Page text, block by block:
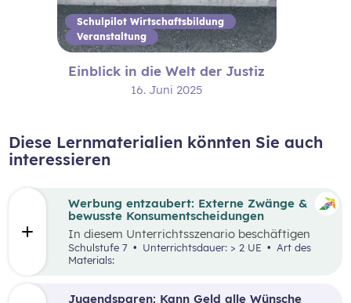
Schulpilot Wirtschaftsbildung
Veranstaltung
Einblick in die Welt der Justiz
16. Juni 2025
Diese Lernmaterialien könnten Sie auch
interessieren
Jugendsparen: Kann Geld alle Wünsche
Werbung entzaubert: Externe Zwänge &
bewusste Konsumentscheidungen
In diesem Unterrichtsszenario beschäftigen
sich die Schüler:innen mit den Themen
„Werbung“ und „Konsumentscheidungen“. Zu
Zentrum. Davon ausgehend werden
Schulstufe 7 Unterrichtsdauer: > 2 UE
Materials: